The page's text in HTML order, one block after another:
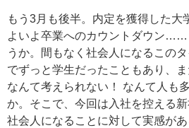
もう3月も後半。内定を獲得した大
よいよ卒業へのカウントダウン……
うか。間もなく社会人になるこの
でずっと学生だったこともあり、
なんて考えられない！ なんて人も
か。そこで、今回は入社を控える新
社会人になることに対して実感が